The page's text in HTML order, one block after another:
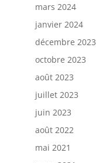
mars 2024
janvier 2024
décembre 2023
octobre 2023
août 2023
juillet 2023
juin 2023
août 2022
mai 2021